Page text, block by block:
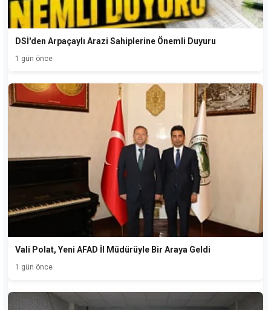
DSİ'den Arpaçaylı Arazi Sahiplerine Önemli Duyuru
1 gün önce
Vali Polat, Yeni AFAD İl Müdürüyle Bir Araya Geldi
1 gün önce